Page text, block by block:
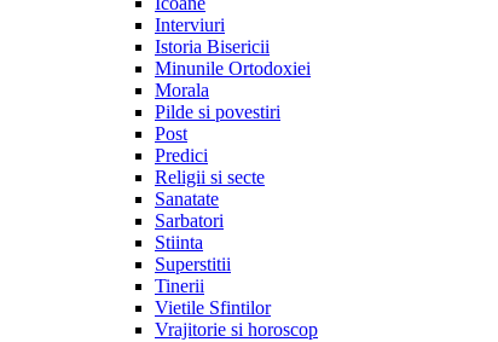
Interviuri
Istoria Bisericii
Minunile Ortodoxiei
Morala
Pilde si povestiri
Post
Predici
Religii si secte
Sanatate
Sarbatori
Stiinta
Superstitii
Tinerii
Vietile Sfintilor
Vrajitorie si horoscop